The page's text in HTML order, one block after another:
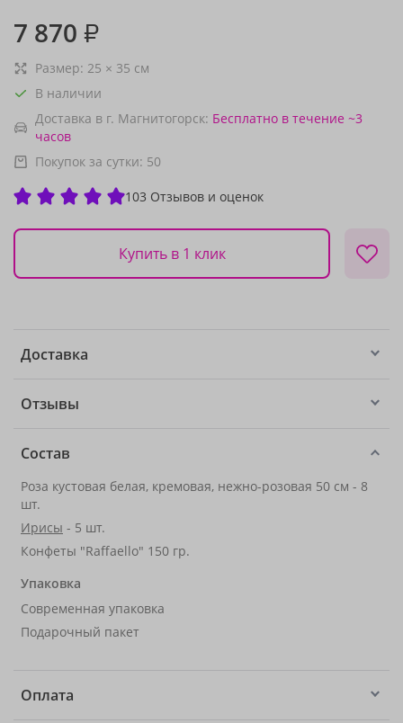
7 870 ₽
Размер: 25 × 35 см
В наличии
Доставка в г. Магнитогорск: Бесплатно в течение ~3
часов
Покупок за сутки: 50
103 Отзывов и оценок
Купить в 1 клик
Доставка
Отзывы
Состав
Роза кустовая белая, кремовая, нежно-розовая 50 см - 8
шт.
Ирисы - 5 шт.
Конфеты "Raffaello" 150 гр.
Упаковка
Современная упаковка
Подарочный пакет
Оплата